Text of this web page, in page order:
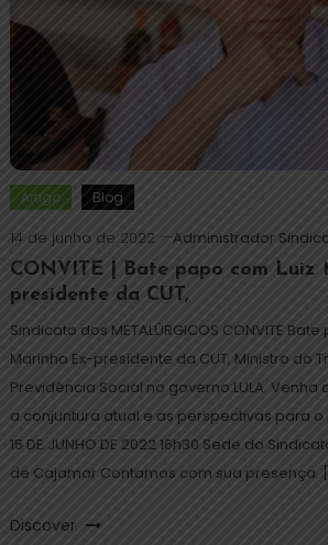
Artigo Blog
14 de junho de 2022
Administrador
CONVITE | Bate papo com Luiz
presidente da CUT,
Sindicato dos METALÚRGICOS CONVITE
Marinho Ex-presidente da CUT, Ministro do
Previdência Social no governo LULA.
a conjuntura atual e as perspectivas para o
15 DE JUNHO DE 2022 16h30 Sede do
de Cajamar Contamos com sua presença.
Discover